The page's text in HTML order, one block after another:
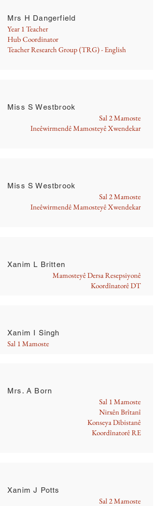
Mrs H Dangerfield
Year 1 Teacher
Hub Coordinator
Teacher Research Group (TRG) - English
Miss S Westbrook
Sal 2 Mamoste
Ineêwirmendê Mamosteyê Xwendekar
Miss S Westbrook
Sal 2 Mamoste
Ineêwirmendê Mamosteyê Xwendekar
Xanim L Britten
Mamosteyê Dersa Resepsiyonê
Koordînatorê DT
Xanim I Singh
Sal 1 Mamoste
Mrs. A Born
Sal 1 Mamoste
Nirxên Brîtanî
Konseya Dibistanê
Koordînatorê RE
Xanim J Potts
Sal 2 Mamoste